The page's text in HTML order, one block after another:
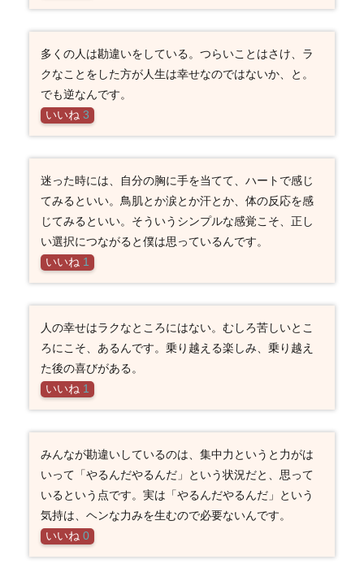
多くの人は勘違いをしている。つらいことはさけ、ラ
クなことをした方が人生は幸せなのではないか、と。
でも逆なんです。
いいね 3
迷った時には、自分の胸に手を当てて、ハートで感じ
てみるといい。鳥肌とか涙とか汗とか、体の反応を感
じてみるといい。そういうシンプルな感覚こそ、正し
い選択につながると僕は思っているんです。
いいね 1
人の幸せはラクなところにはない。むしろ苦しいとこ
ろにこそ、あるんです。乗り越える楽しみ、乗り越え
た後の喜びがある。
いいね 1
みんなが勘違いしているのは、集中力というと力がは
いって「やるんだやるんだ」という状況だと、思って
いるという点です。実は「やるんだやるんだ」という
気持は、ヘンな力みを生むので必要ないんです。
いいね 0